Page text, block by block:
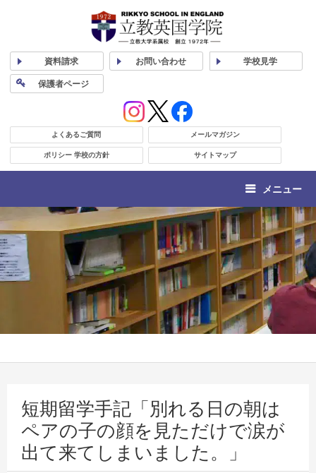
資料請求 お問い合わせ 学校見学
保護者ページ
よくあるご質問 メールマガジン
ポリシー 学校の方針 サイトマップ
メニュー
短期留学手記「別れる日の朝は
ペアの子の顔を見ただけで涙が
出て来てしまいました。」